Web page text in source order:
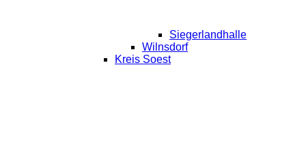
Siegerlandhalle
Wilnsdorf
Kreis Soest